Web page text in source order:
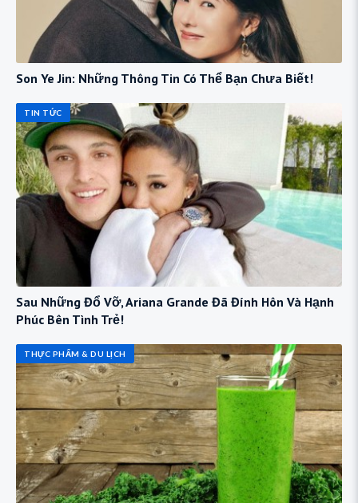
Son Ye Jin: Những Thông Tin Có Thể Bạn Chưa Biết!
TIN TỨC
Sau Những Đổ Vỡ, Ariana Grande Đã Đính Hôn Và Hạnh
Phúc Bên Tình Trẻ!
THỰC PHẨM & DU LỊCH